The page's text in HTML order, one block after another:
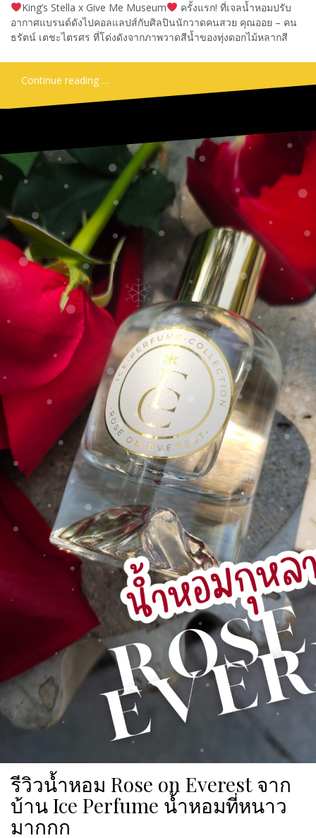
King’s Stella x Give Me Museum
ครั้งแรก! ที่เจลน้ำหอมปรับ
อากาศแบรนด์ดังไปคอลแลปส์กับศิลปินนักวาดคนสวย คุณออย – คน
ธรัตน์ เตชะไตรศร ที่โด่งดังจากภาพวาดสีน้ำของทุ่งดอกไม้หลากสี
Continue reading …
รีวิวน้ำหอม Rose on Everest จาก
บ้าน Ice Perfume น้ำหอมที่หนาว
มากกก